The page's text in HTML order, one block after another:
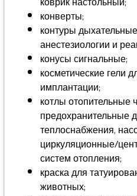
конверты;
контуры
анестезиологии и
конусы сигнальные;
косметические гели
имплантации;
котлы отопительные
предохранительные
теплоснабжения,
циркуляционные/
систем отопления;
краска для
животных;